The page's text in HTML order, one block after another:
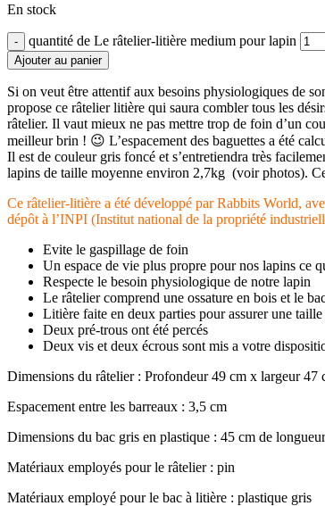
En stock
quantité de Le râtelier-litière medium pour lapin
Ajouter au panier
Si on veut être attentif aux besoins physiologiques de
propose ce râtelier litière qui saura combler tous les
râtelier. Il vaut mieux ne pas mettre trop de foin d’un
meilleur brin ! 😉 L’espacement des baguettes a été
Il est de couleur gris foncé et s’entretiendra très
lapins de taille moyenne environ 2,7kg (voir photos).
Ce râtelier-litière a été développé par Rabbits World,
dépôt à l’INPI (Institut national de la propriété
Evite le gaspillage de foin
Un espace de vie plus propre pour nos lapins ce
Respecte le besoin physiologique de notre lapin
Le râtelier comprend une ossature en bois et le
Litière faite en deux parties pour assurer une
Deux pré-trous ont été percés
Deux vis et deux écrous sont mis a votre
Dimensions du râtelier : Profondeur 49 cm x largeur 47
Espacement entre les barreaux : 3,5 cm
Dimensions du bac gris en plastique : 45 cm de
Matériaux employés pour le râtelier : pin
Matériaux employé pour le bac à litière : plastique gris